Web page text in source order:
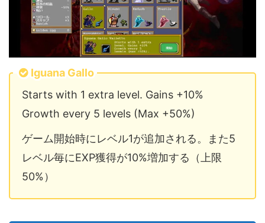
Iguana Gallo
Starts with 1 extra level. Gains +10%
Growth every 5 levels (Max +50%)
ゲーム開始時にレベル1が追加される。また5
レベル毎にEXP獲得が10%増加する（上限
50%）